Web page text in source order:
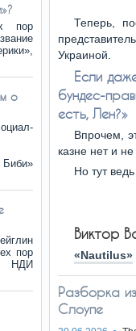
пор
о
Биби»
пор
НДИ
Теперь,
Украиной.
Если
бундес-
есть, Лен?»
Впрочем,
казне нет и
Но тут
Виктор
«Nautilus»
Разборка
Слоупе